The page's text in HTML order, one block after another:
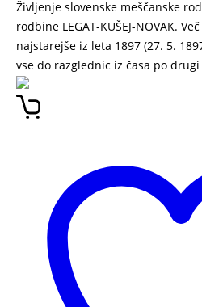
Življenje slovenske meščanske
rodbine LEGAT-KUŠEJ-NOVAK.
najstarejše iz leta 1897 (27. 5.
vse do razglednic iz časa po